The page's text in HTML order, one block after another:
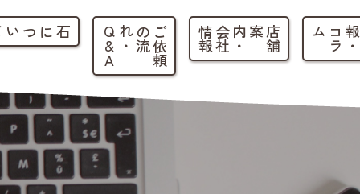
石について ご
依
頼
の
流
れ
・
Q
&
A 店
舗
案内
・
会
社
情
報